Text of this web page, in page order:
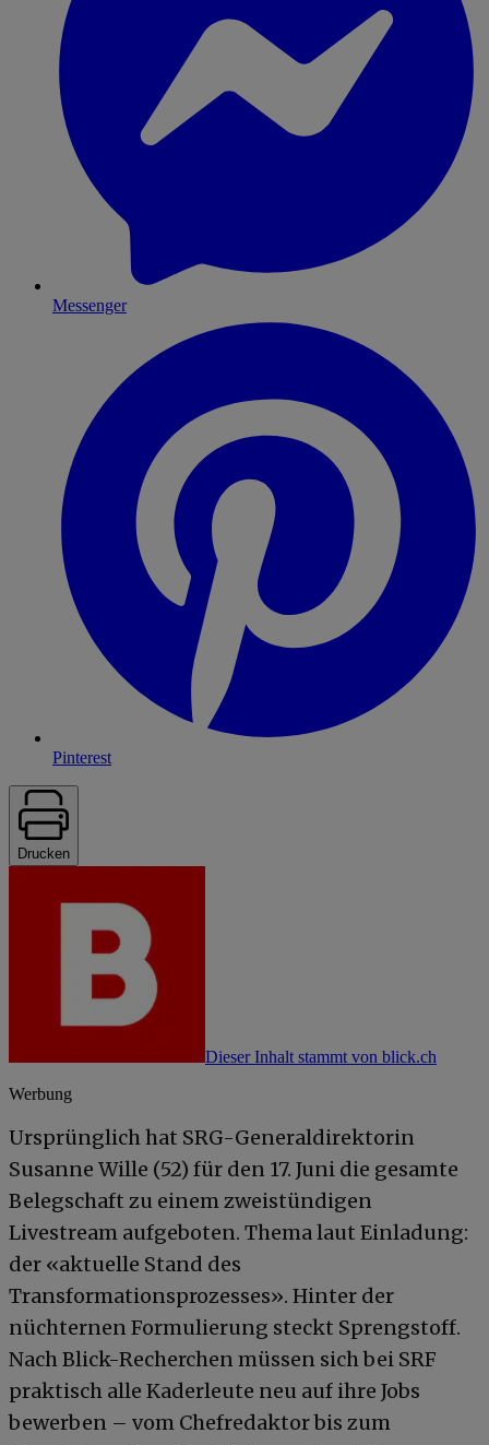
Messenger
Pinterest
Drucken
Dieser Inhalt stammt von blick.ch
Werbung
Ursprünglich hat SRG-Generaldirektorin
Susanne Wille (52) für den 17. Juni die gesamte
Belegschaft zu einem zweistündigen
Livestream aufgeboten. Thema laut Einladung:
der «aktuelle Stand des
Transformationsprozesses». Hinter der
nüchternen Formulierung steckt Sprengstoff.
Nach Blick-Recherchen müssen sich bei SRF
praktisch alle Kaderleute neu auf ihre Jobs
bewerben – vom Chefredaktor bis zum